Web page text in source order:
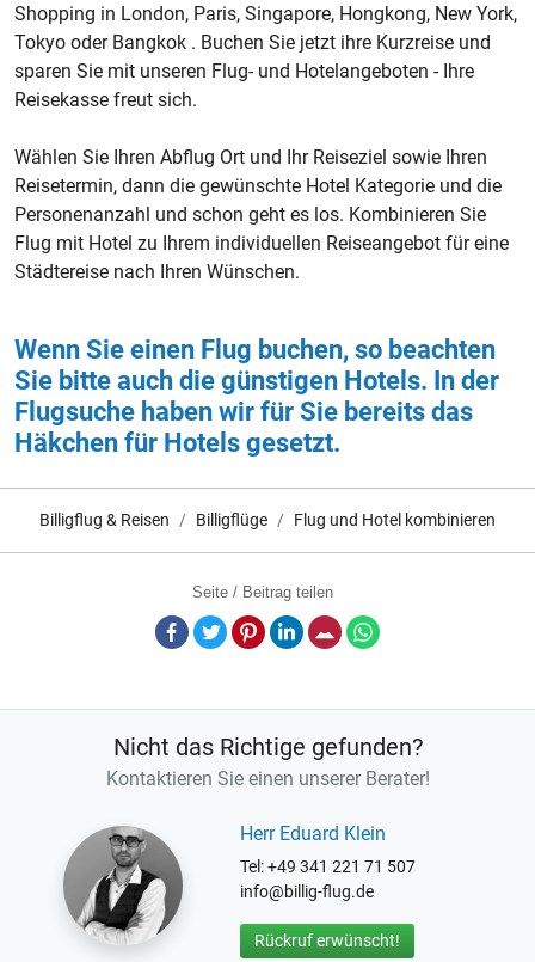
Shopping in London, Paris, Singapore, Hongkong, New York,
Tokyo oder Bangkok . Buchen Sie jetzt ihre Kurzreise und
sparen Sie mit unseren Flug- und Hotelangeboten - Ihre
Reisekasse freut sich.
Wählen Sie Ihren Abflug Ort und Ihr Reiseziel sowie Ihren
Reisetermin, dann die gewünschte Hotel Kategorie und die
Personenanzahl und schon geht es los. Kombinieren Sie
Flug mit Hotel zu Ihrem individuellen Reiseangebot für eine
Städtereise nach Ihren Wünschen.
Wenn Sie einen Flug buchen, so beachten
Sie bitte auch die günstigen Hotels. In der
Flugsuche haben wir für Sie bereits das
Häkchen für Hotels gesetzt.
Billigflug & Reisen Billigflüge Flug und Hotel kombinieren
Seite / Beitrag teilen
Facebook
TwitterPinterestLinkedInE-Mail
Nicht das Richtige gefunden?
Kontaktieren Sie einen unserer Berater!
Herr Eduard Klein
Tel: +49 341 221 71 507
info@billig-flug.de
Rückruf erwünscht!